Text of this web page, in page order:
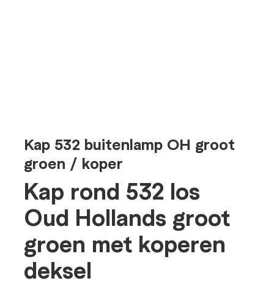
Kap 532 buitenlamp OH groot
groen / koper
Kap rond 532 los
Oud Hollands groot
groen met koperen
deksel